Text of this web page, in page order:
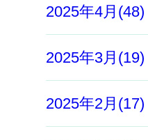
2025年4月(48)
2025年3月(19)
2025年2月(17)